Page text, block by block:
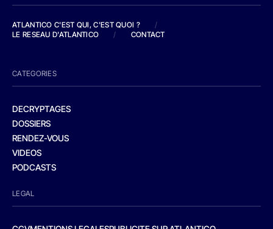
ATLANTICO C'EST QUI, C'EST QUOI ?
/
LE RESEAU D'ATLANTICO
/ CONTACT
CATEGORIES
DECRYPTAGES
DOSSIERS
RENDEZ-VOUS
VIDEOS
PODCASTS
LEGAL